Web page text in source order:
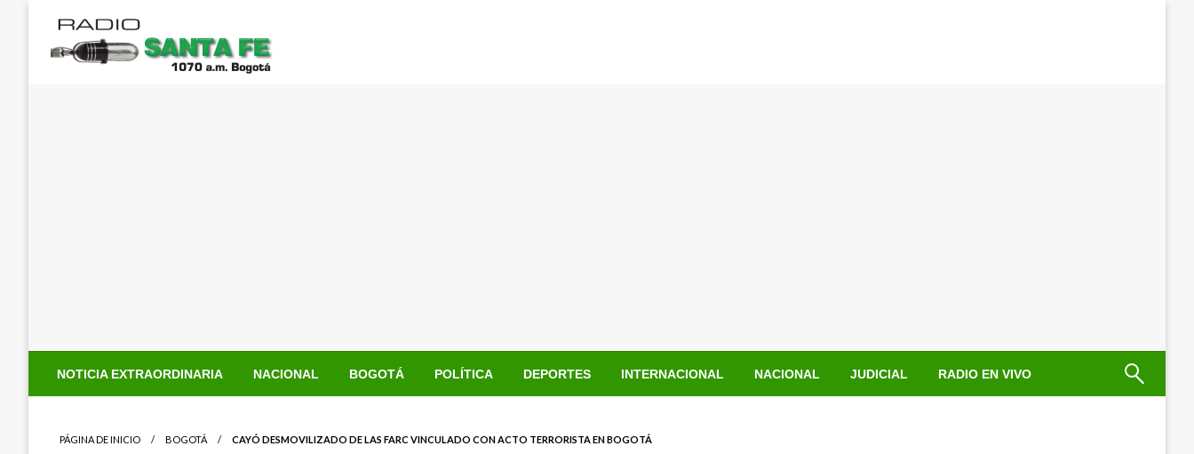
contenido
NOTICIA EXTRAORDINARIA NACIONAL BOGOTÁ POLÍTICA DEPORTES INTERNACIONAL NACIONAL JUDICIAL RADIO EN VIVO
PÁGINA DE INICIO BOGOTÁ CAYÓ DESMOVILIZADO DE LAS FARC VINCULADO CON ACTO TERRORISTA EN BOGOTÁ